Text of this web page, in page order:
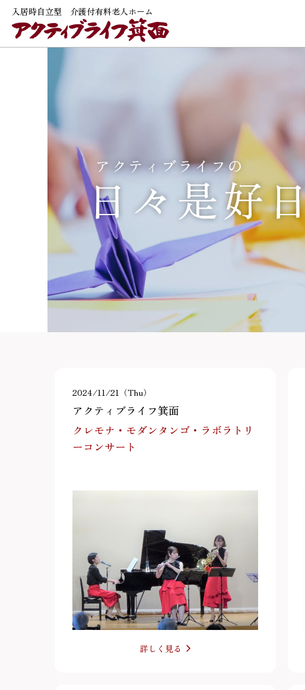
入居時自立型 介護付有料老人ホーム
2024/11/21（Thu）
アクティブライフ箕面
クレモナ・モダンタンゴ・ラボラトリ
ーコンサート
詳しく見る